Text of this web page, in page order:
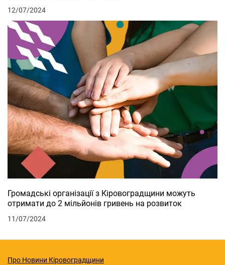
12/07/2024
Громадські організації з Кіровоградщини можуть
отримати до 2 мільйонів гривень на розвиток
11/07/2024
Про Новини Кіровоградщини